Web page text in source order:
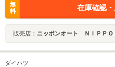
無
料
在庫確認
販売店： ニッポンオート ＮＩＰＰ
ダイハツ